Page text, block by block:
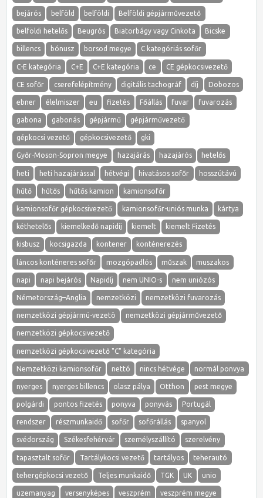
bejárós belföld belföldi Belföldi gépjárművezető
belföldi hetelős Beugrós Biatorbágy vagy Cinkota Bicske
billencs bónusz borsod megye C kategóriás sofőr
C-E kategória C+E C+E kategória ce CE gépkocsivezető
CE sofőr cserefelépítmény digitális tachográf díj Dobozos
ebner élelmiszer eu fizetés Főállás fuvar fuvarozás
gabona gabonás gépjármű gépjárművezető
gépkocsi vezető gépkocsivezető gki
Győr-Moson-Sopron megye hazajárás hazajárós hetelős
heti heti hazajárással hétvégi hivatásos sofőr hosszútávú
hűtő hűtős hűtős kamion kamionsofőr
kamionsofőr gépkocsivezető kamionsofőr-uniós munka kártya
kéthetelős kiemelkedő napidíj kiemelt kiemelt Fizetés
kisbusz kocsigazda kontener konténerezés
láncos konténeres sofőr mozgópadlós műszak muszakos
napi napi bejárós Napidíj nem UNIO-s nem uniózós
Németország–Anglia nemzetközi nemzetközi fuvarozás
nemzetközi gépjármü-vezetö nemzetközi gépjárművezető
nemzetközi gépkocsivezető
nemzetközi gépkocsivezető "C" kategória
Nemzetközi kamionsofőr nettó nincs hétvége normál ponvya
nyerges nyerges billencs olasz pálya Otthon pest megye
polgárdi pontos fizetés ponyva ponyvás Portugál
rendszer részmunkaidő sofőr sofőrállás spanyol
svédország Székesfehérvár személyszállító szerelvény
tapasztalt sofőr Tartálykocsi vezető tartályos teherautó
tehergépkocsi vezető Teljes munkaidő TGK UK unio
üzemanyag versenyképes veszprém veszprém megye